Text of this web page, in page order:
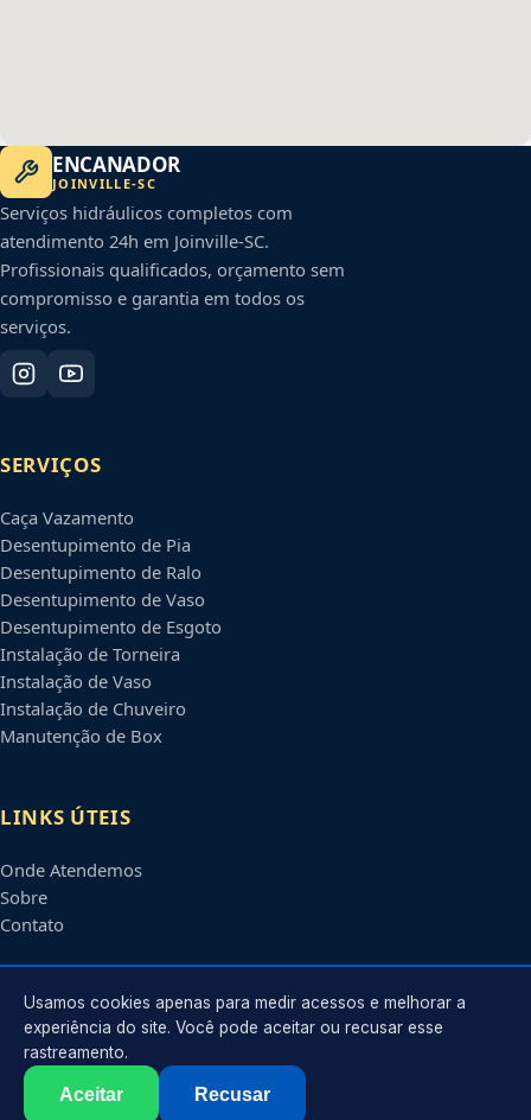
ENCANADOR
JOINVILLE-SC
Serviços hidráulicos completos com
atendimento 24h em Joinville-SC.
Profissionais qualificados, orçamento sem
compromisso e garantia em todos os
serviços.
SERVIÇOS
Caça Vazamento
Desentupimento de Pia
Desentupimento de Ralo
Desentupimento de Vaso
Desentupimento de Esgoto
Instalação de Torneira
Instalação de Vaso
Instalação de Chuveiro
Manutenção de Box
LINKS ÚTEIS
Onde Atendemos
Sobre
Contato
CONTATO
Atendimento em
contato@encanadoremjoinville.com.br
2026 Encanador emJoinville . Todos os direitos reservados.
Usamos cookies apenas para medir acessos e melhorar a
experiência do site. Você pode aceitar ou recusar esse
rastreamento.
Aceitar Recusar